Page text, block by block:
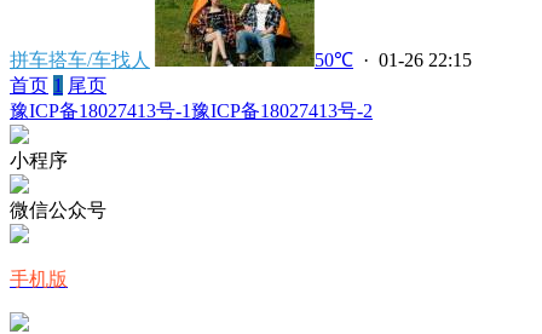
拼车搭车/车找人 50℃ · 01-26 22:15
首页 1 尾页
豫ICP备18027413号-1豫ICP备18027413号-2
小程序
微信公众号
手机版